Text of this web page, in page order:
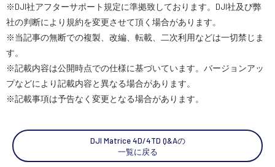
SEKIDO
SEKIDO 会社概要
※DJI社アフターサポート規定に準拠致しております。DJI社及び弊
社の判断により規約を変更させて頂く場合があります。
※当記事の無断での複製、改編、転載、二次利用などは一切禁じま
す。
※記載内容は公開時点での仕様に基づいています。バージョンアッ
プなどにより記載内容と異なる場合があります。
※記載事項は予告なく変更となる場合があります。
DJI Matrice 4D/4TD Q&Aの
一覧に戻る